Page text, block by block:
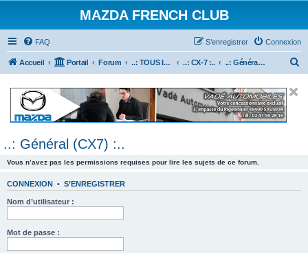
MAZDA FRENCH CLUB
FAQ Connexion
S’enregistrer
Accueil Portail Forum ..: TOUS les Véhicules MAZDA :.. ..: CX-7 :.. ..: Général (CX7) :..
e
..: Général (CX7) :..
Vous n’avez pas les permissions requises pour lire les sujets de ce forum.
CONNEXION • S’ENREGISTRER
Nom d’utilisateur :
Mot de passe :